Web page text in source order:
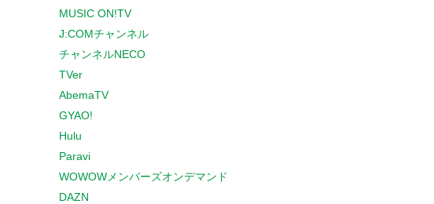
MUSIC ON!TV
J:COMチャンネル
チャンネルNECO
TVer
AbemaTV
GYAO!
Hulu
Paravi
WOWOWメンバーズオンデマンド
DAZN